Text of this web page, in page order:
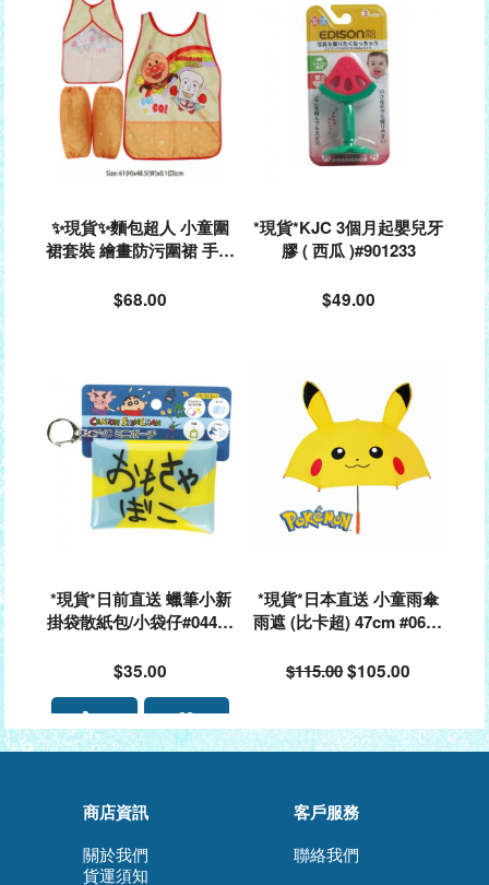
✨現貨✨麵包超人 小童圍
裙套裝 繪畫防污圍裙 手袖
$68.00
*現貨*KJC 3個月起嬰兒牙
膠 ( 西瓜 )#901233
$49.00
*現貨*日前直送 蠟筆小新
掛袋散紙包/小袋仔#04462
$35.00
*現貨*日本直送 小童雨傘
雨遮 (比卡超) 47cm #0610
$115.00$105.00
商店資訊
關於我們
貨運須知
客戶服務
聯絡我們